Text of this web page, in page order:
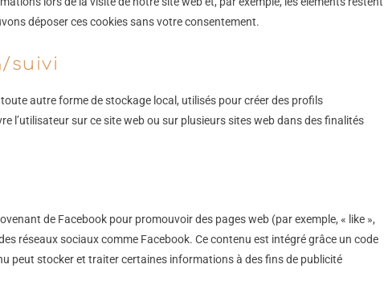
déposer ces cookies sans votre consentement.
suivi
autre forme de stockage local, utilisés pour créer des profils
l’utilisateur sur ce site web ou sur plusieurs sites web dans des finalités
de Facebook pour promouvoir des pages web (par exemple, « like »,
réseaux sociaux comme Facebook. Ce contenu est intégré grâce un code
peut stocker et traiter certaines informations à des fins de publicité